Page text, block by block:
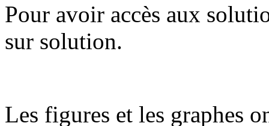
Pour avoir accès aux
sur solution.
Les figures et les graphes